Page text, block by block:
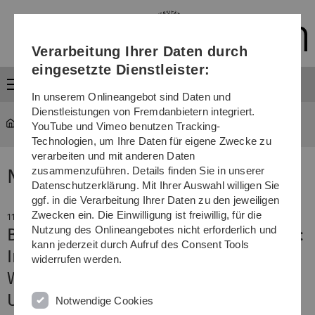
Direkt
Direkt
Direkt
(Sprache,
Drucken,
Media)
Direkt
Direkt
News
11. Juni 2024
Bundeswettbewerb Startup Factories:
Innovationsverbund aus Baden-
Württemberg mit Beteiligung der Uni
Ulm kommt in die nächste Runde
Verarbeitung Ihrer Daten durch
eingesetzte Dienstleister:
In unserem Onlineangebot sind Daten und
Dienstleistungen von Fremdanbietern integriert.
YouTube und Vimeo benutzen Tracking-
Technologien, um Ihre Daten für eigene Zwecke zu
verarbeiten und mit anderen Daten
zusammenzuführen. Details finden Sie in unserer
Datenschutzerklärung. Mit Ihrer Auswahl willigen Sie
ggf. in die Verarbeitung Ihrer Daten zu den jeweiligen
Zwecken ein. Die Einwilligung ist freiwillig, für die
Nutzung des Onlineangebotes nicht erforderlich und
kann jederzeit durch Aufruf des Consent Tools
widerrufen werden.
Notwendige Cookies